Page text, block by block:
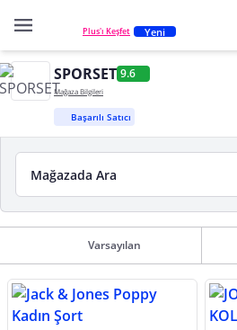
Plus'ı Keşfet Yeni
SPORSET 9.6
Mağaza Bilgileri
Başarılı Satıcı
Varsayılan